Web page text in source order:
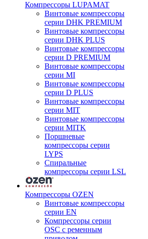
Компрессоры LUPAMAT
Винтовые компрессоры
серии DHK PREMIUM
Винтовые компрессоры
серии DHK PLUS
Винтовые компрессоры
серии D PREMIUM
Винтовые компрессоры
серии MI
Винтовые компрессоры
серии D PLUS
Винтовые компрессоры
серии MIT
Винтовые компрессоры
серии MITK
Поршневые
компрессоры серии
LYPS
Спиральные
компрессоры серии LSL
Компрессоры OZEN
Винтовые компрессоры
серии EN
Компрессоры серии
OSC с ременным